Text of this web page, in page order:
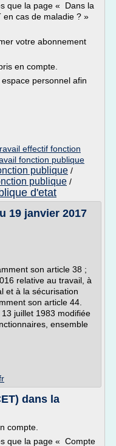
que la page « Dans la
en cas de maladie ? »
votre abonnement
en compte.
personnel afin
effectif fonction
fonction publique
publique /
publique /
d'etat
19 janvier 2017
son article 38 ;
relative au travail, à
et à la sécurisation
son article 44.
juillet 1983 modifiée
ensemble
dans la
compte.
que la page « Compte